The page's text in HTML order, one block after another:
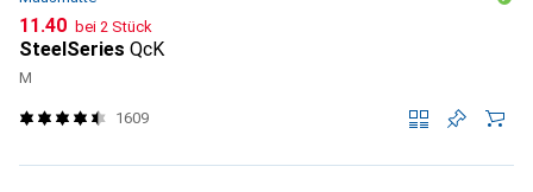
CHF
11.40 bei 2 Stück
SteelSeries QcK
M
1609